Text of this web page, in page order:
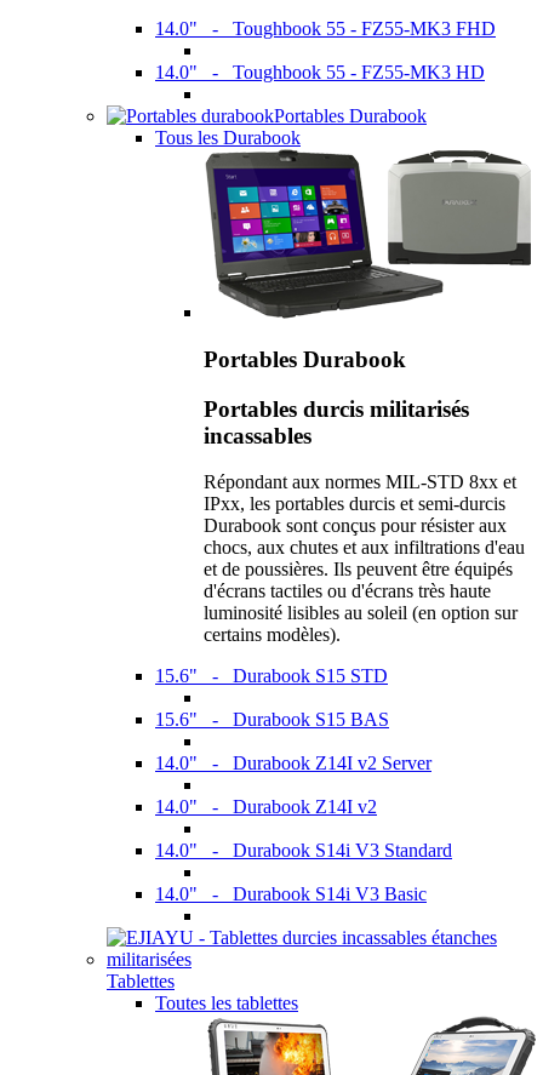
14.0" - Toughbook 55 - FZ55-MK3 FHD
14.0" - Toughbook 55 - FZ55-MK3 HD
Portables Durabook
Tous les Durabook
Portables Durabook
Portables durcis militarisés
incassables
Répondant aux normes MIL-STD 8xx et
IPxx, les portables durcis et semi-durcis
Durabook sont conçus pour résister aux
chocs, aux chutes et aux infiltrations d'eau
et de poussières. Ils peuvent être équipés
d'écrans tactiles ou d'écrans très haute
luminosité lisibles au soleil (en option sur
certains modèles).
15.6" - Durabook S15 STD
15.6" - Durabook S15 BAS
14.0" - Durabook Z14I v2 Server
14.0" - Durabook Z14I v2
14.0" - Durabook S14i V3 Standard
14.0" - Durabook S14i V3 Basic
Tablettes
Toutes les tablettes